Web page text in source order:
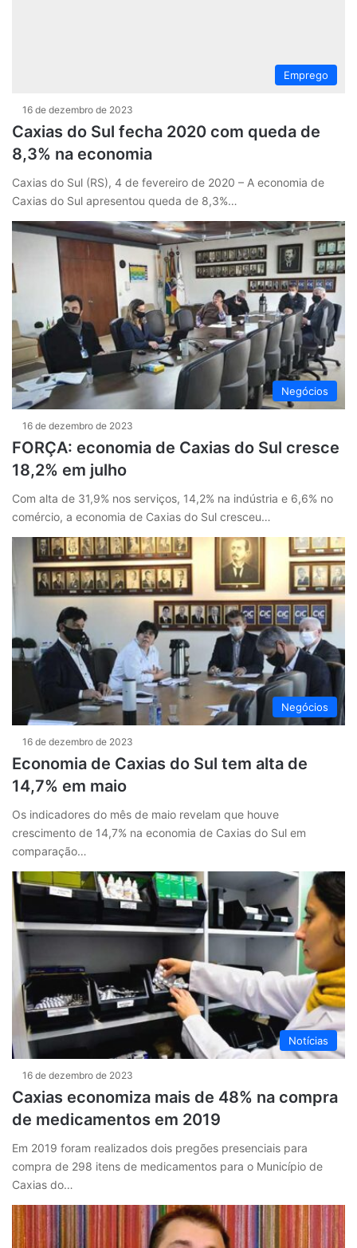
Emprego
16 de dezembro de 2023
Caxias do Sul fecha 2020 com queda de
8,3% na economia
Caxias do Sul (RS), 4 de fevereiro de 2020 – A economia de
Caxias do Sul apresentou queda de 8,3%…
Negócios
16 de dezembro de 2023
FORÇA: economia de Caxias do Sul cresce
18,2% em julho
Com alta de 31,9% nos serviços, 14,2% na indústria e 6,6% no
comércio, a economia de Caxias do Sul cresceu…
Negócios
16 de dezembro de 2023
Economia de Caxias do Sul tem alta de
14,7% em maio
Os indicadores do mês de maio revelam que houve
crescimento de 14,7% na economia de Caxias do Sul em
comparação…
Notícias
16 de dezembro de 2023
Caxias economiza mais de 48% na compra
de medicamentos em 2019
Em 2019 foram realizados dois pregões presenciais para
compra de 298 itens de medicamentos para o Município de
Caxias do…